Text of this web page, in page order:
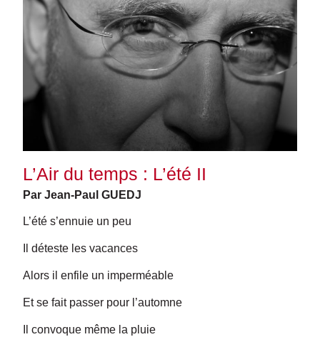
L’Air du temps : L’été II
Par Jean-Paul GUEDJ
L’été s’ennuie un peu
Il déteste les vacances
Alors il enfile un imperméable
Et se fait passer pour l’automne
Il convoque même la pluie